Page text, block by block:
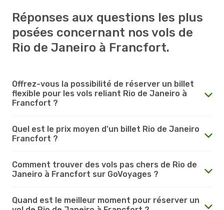
Réponses aux questions les plus
posées concernant nos vols de
Rio de Janeiro à Francfort.
Offrez-vous la possibilité de réserver un billet
flexible pour les vols reliant Rio de Janeiro à
Francfort ?
Quel est le prix moyen d'un billet Rio de Janeiro
Francfort ?
Comment trouver des vols pas chers de Rio de
Janeiro à Francfort sur GoVoyages ?
Quand est le meilleur moment pour réserver un